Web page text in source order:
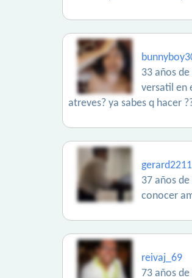
33 años de
versatil en
atreves? ya sabes q hacer
gerard2211
37 años de
conocer
reivaj_69
73 años de